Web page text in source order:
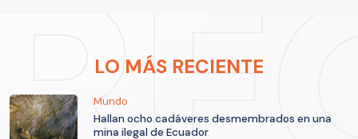
LO MÁS RECIENTE
Mundo
Hallan ocho cadáveres desmembrados en una
mina ilegal de Ecuador